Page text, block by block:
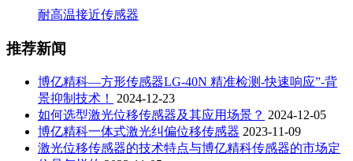
耐高温接近传感器
推荐新闻
博亿精科—方形传感器LG-40N 精准检测-快速响应”-背
景抑制技术！
2024-12-23
如何选型激光位移传感器及其应用场景？ 2024-12-05
博亿精科一体式激光纠偏位移传感器 2023-11-09
激光位移传感器的技术特点与博亿精科传感器的市场定